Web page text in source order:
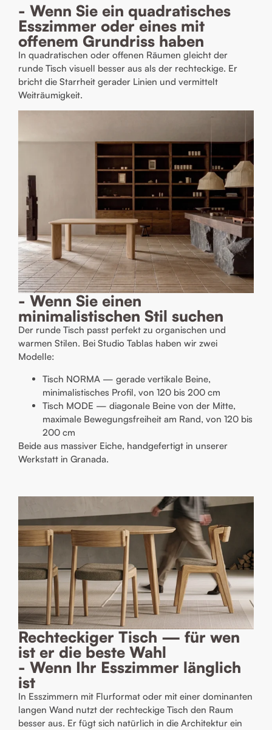
- Wenn Sie ein quadratisches
Esszimmer oder eines mit
offenem Grundriss haben
In quadratischen oder offenen Räumen gleicht der
runde Tisch visuell besser aus als der rechteckige. Er
bricht die Starrheit gerader Linien und vermittelt
Weiträumigkeit.
- Wenn Sie einen
minimalistischen Stil suchen
Der runde Tisch passt perfekt zu organischen und
warmen Stilen. Bei Studio Tablas haben wir zwei
Modelle:
Tisch NORMA — gerade vertikale Beine,
minimalistisches Profil, von 120 bis 200 cm
Tisch MODE — diagonale Beine von der Mitte,
maximale Bewegungsfreiheit am Rand, von 120 bis
200 cm
Beide aus massiver Eiche, handgefertigt in unserer
Werkstatt in Granada.
Rechteckiger Tisch — für wen
ist er die beste Wahl
- Wenn Ihr Esszimmer länglich
ist
In Esszimmern mit Flurformat oder mit einer dominanten
langen Wand nutzt der rechteckige Tisch den Raum
besser aus. Er fügt sich natürlich in die Architektur ein